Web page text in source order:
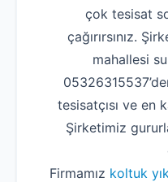
çok tesisat
çağırırsınız.
mahallesi
tesisatçısı ve en
Şirketimiz
Firmamız koltuk